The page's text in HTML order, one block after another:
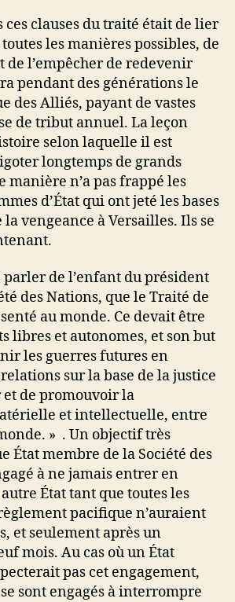
ces clauses du traité était de lier
les manières possibles, de
l’empêcher de redevenir
pendant des générations le
des Alliés, payant de vastes
de tribut annuel. La leçon
selon laquelle il est
longtemps de grands
manière n’a pas frappé les
d’État qui ont jeté les bases
la vengeance à Versailles. Ils se
de l’enfant du président
des Nations, que le Traité de
au monde. Ce devait être
libres et autonomes, et son but
les guerres futures en
sur la base de la justice
et de promouvoir la
et intellectuelle, entre
» . Un objectif très
État membre de la Société des
à ne jamais entrer en
État tant que toutes les
pacifique n’auraient
et seulement après un
mois. Au cas où un État
pas cet engagement,
sont engagés à interrompre